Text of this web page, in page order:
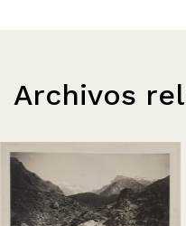
Archivos